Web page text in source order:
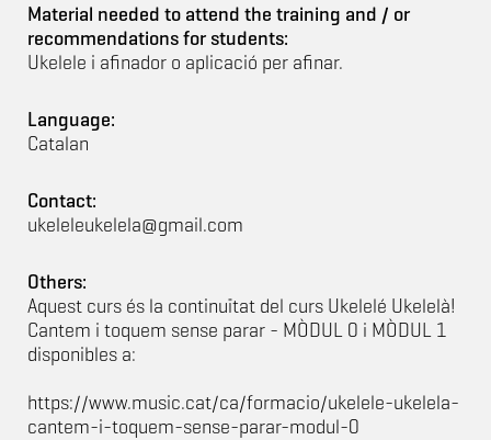
Material needed to attend the training and / or
recommendations for students:
Ukelele i afinador o aplicació per afinar.
Language:
Catalan
Contact:
ukeleleukelela@gmail.com
Others:
Aquest curs és la continuïtat del curs Ukelelé Ukelelà!
Cantem i toquem sense parar - MÒDUL 0 i MÒDUL 1
disponibles a:
https://www.music.cat/ca/formacio/ukelele-ukelela-
cantem-i-toquem-sense-parar-modul-0